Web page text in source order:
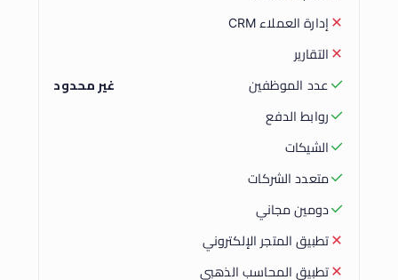
إدارة العملاء CRM
التقارير
عدد الموظفين غير محدود
روابط الدفع
الشيكات
متعدد الشركات
دومين مجاني
تطبيق المتجر الإلكتروني
تطبيق المحاسب الذهبي